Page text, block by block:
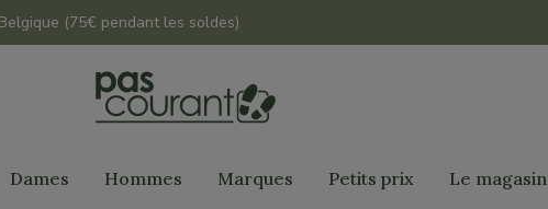
(75€ pendant les soldes)
Dames Hommes Marques Petits prix Le magasin